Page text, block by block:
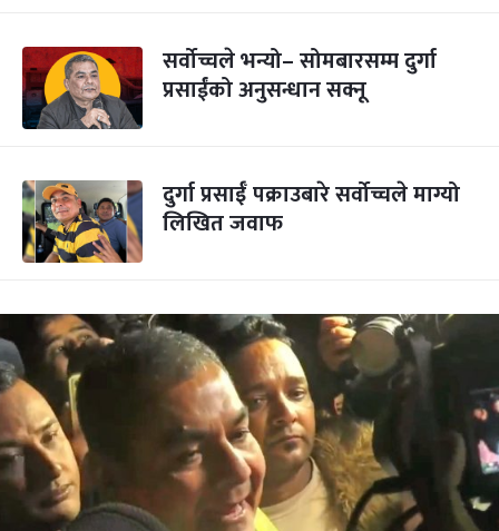
सर्वोच्चले भन्यो– सोमबारसम्म दुर्गा
प्रसाईंको अनुसन्धान सक्नू
दुर्गा प्रसाईँ पक्राउबारे सर्वोच्चले माग्यो
लिखित जवाफ